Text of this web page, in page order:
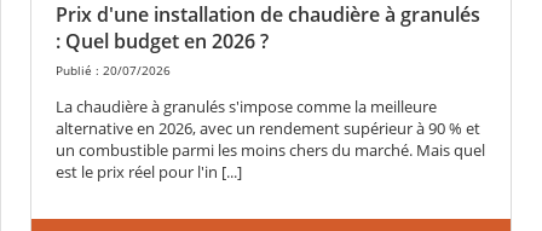
Prix d'une installation de chaudière à granulés
: Quel budget en 2026 ?
Publié : 20/07/2026
La chaudière à granulés s'impose comme la meilleure
alternative en 2026, avec un rendement supérieur à 90 % et
un combustible parmi les moins chers du marché. Mais quel
est le prix réel pour l'in [...]